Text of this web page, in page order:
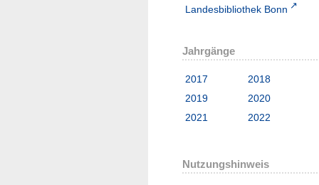
Landesbibliothek Bonn
Jahrgänge
2017
2018
2019
2020
2021
2022
Nutzungshinweis